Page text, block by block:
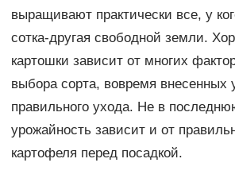
выращивают практически все, у
сотка-другая свободной земли.
картошки зависит от многих
выбора сорта, вовремя внесенных
правильного ухода. Не в
урожайность зависит и от
картофеля перед посадкой.